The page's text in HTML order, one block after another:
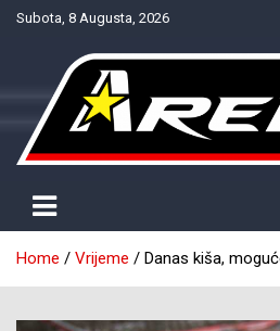
SkipSubota, 8 Augusta, 2026
NTV Arena
Home Vrijeme Danas kiša,